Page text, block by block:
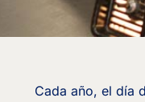
Cada año, el día